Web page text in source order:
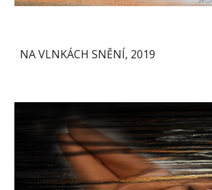
NA VLNKÁCH SNĚNÍ, 2019